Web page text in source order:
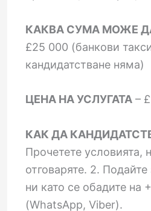
КАКВА СУМА МОЖЕ
£25 000 (банкови
кандидатстване няма)
ЦЕНА НА УСЛУГАТА–
КАК ДА
Прочетете условията,
отговаряте. 2. Подайте
ни като се обадите на
(WhatsApp, Viber).